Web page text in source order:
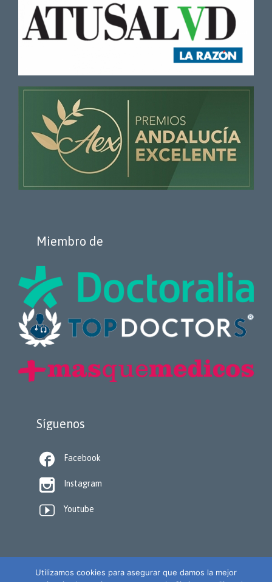
Miembro de
Síguenos
 Facebook
 Instagram
 Youtube
Utilizamos cookies para asegurar que damos la mejor